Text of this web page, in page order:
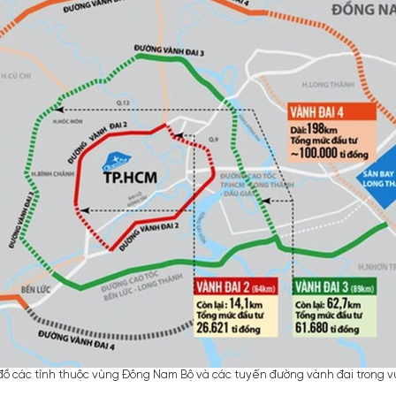
các tỉnh thuộc vùng Đông Nam Bộ và các tuyến đường vành đai trong